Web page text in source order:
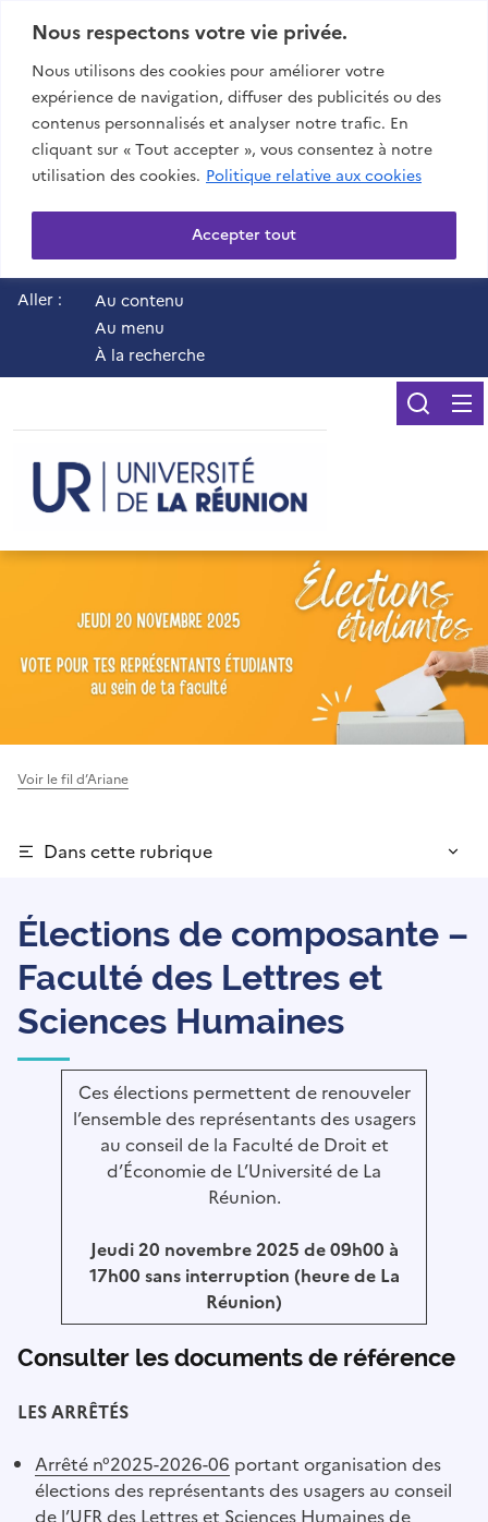
Nous respectons votre vie privée.
Nous utilisons des cookies pour améliorer votre
expérience de navigation, diffuser des publicités ou des
contenus personnalisés et analyser notre trafic. En
cliquant sur « Tout accepter », vous consentez à notre
utilisation des cookies. Politique relative aux cookies
Accepter tout
Aller :
Au contenu
Au menu
À la recherche
Voir le fil d’Ariane
Dans cette rubrique
Élections de composante –
Faculté des Lettres et
Sciences Humaines
Ces élections permettent de renouveler
l’ensemble des représentants des usagers
au conseil de la Faculté de Droit et
d’Économie de L’Université de La
Réunion.
Jeudi 20 novembre 2025 de 09h00 à
17h00 sans interruption (heure de La
Réunion)
Consulter les documents de référence
LES ARRÊTÉS
Arrêté n°2025-2026-06 portant organisation des
élections des représentants des usagers au conseil
de l’UFR des Lettres et Sciences Humaines de